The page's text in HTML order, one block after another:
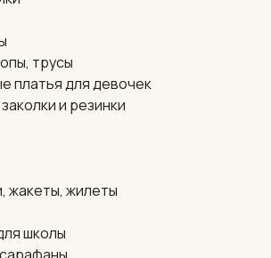
трусы
платья для девочек
и резинки
жакеты, жилеты
школы